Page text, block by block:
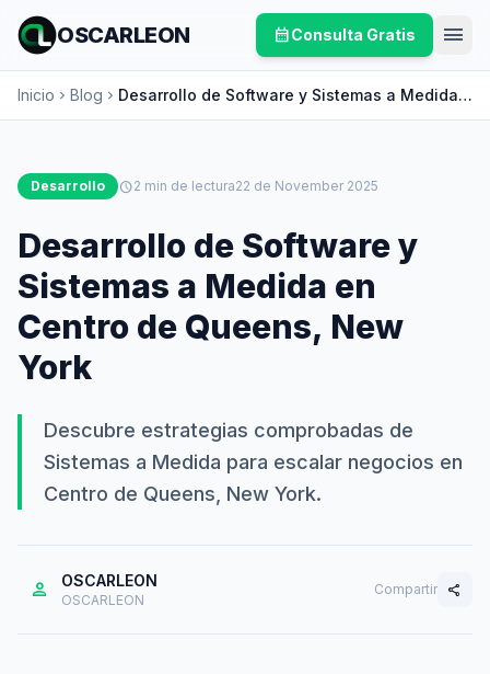
OSCARLEON calendar_monthConsulta Gratis menu
Inicio chevron_right Blog chevron_right Desarrollo de Software y Sistemas a Medida
en Centro de Queens, New York
Desarrollo schedule2 min de lectura22 de November 2025
Desarrollo de Software y
Sistemas a Medida en
Centro de Queens, New
York
Descubre estrategias comprobadas de
Sistemas a Medida para escalar negocios en
Centro de Queens, New York.
person OSCARLEON
OSCARLEON
Compartir share